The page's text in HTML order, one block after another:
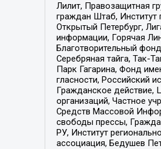
Лилит, Правозащитная
граждан Штаб,
Открытый Петербург,
информации, Горячая
Благотворительный
Серебряная тайга, Так-
Парк Гагарина, Фонд
гласности, Российский
Гражданское действие,
организаций, Частное
Средств Массовой
свободы прессы,
РУ, Институт
ассоциация, Бедушев